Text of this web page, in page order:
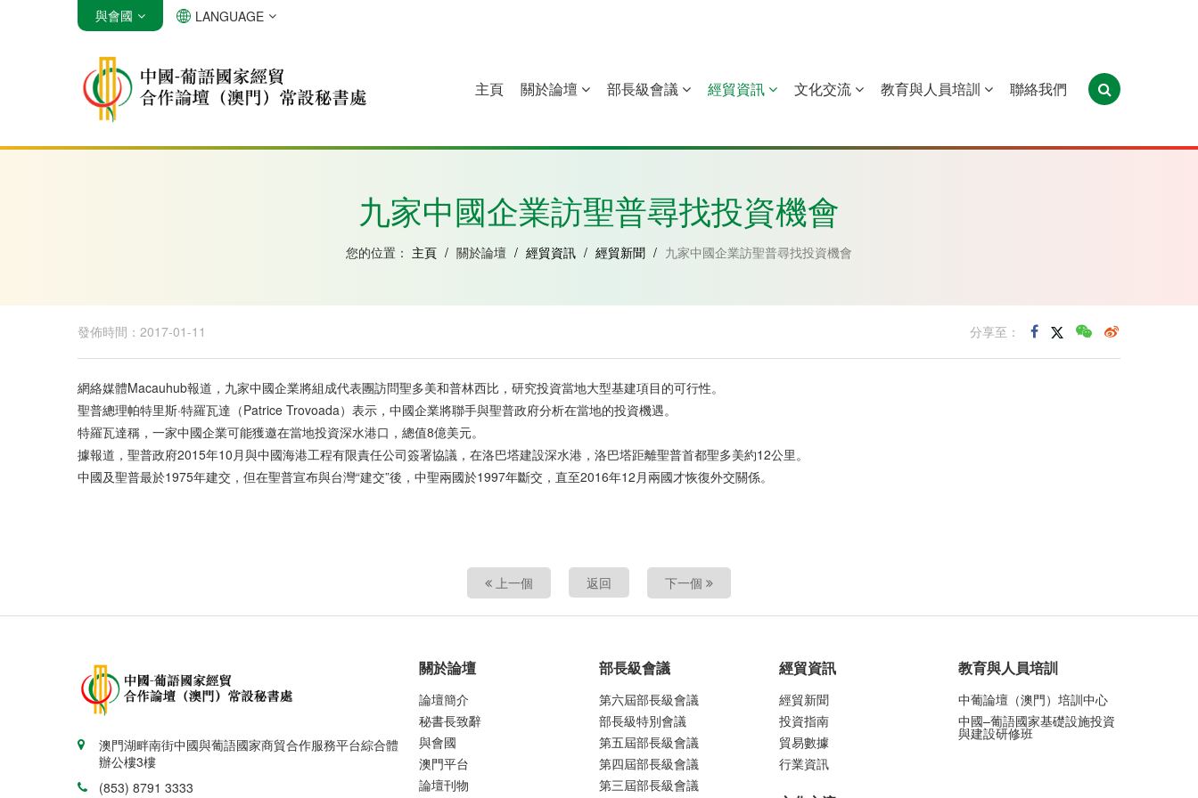
安哥拉 巴西 佛得角 幾內亞比紹 赤道幾內亞 莫桑比克 葡萄牙 聖多美和普林西比 東帝汶
與會國 LANGUAGE
主頁 關於論壇 部長級會議 經貿資訊 文化交流 教育與人員培訓 聯絡我們
九家中國企業訪聖普尋找投資機會
您的位置： 主頁 / 關於論壇 / 經貿資訊 / 經貿新聞 / 九家中國企業訪聖普尋找投資機會
發佈時間：2017-01-11 分享至：
網絡媒體Macauhub報道，九家中國企業將組成代表團訪問聖多美和普林西比，研究投資當地大型基建項目的可行性。
聖普總理帕特里斯·特羅瓦達（Patrice Trovoada）表示，中國企業將聯手與聖普政府分析在當地的投資機遇。
特羅瓦達稱，一家中國企業可能獲邀在當地投資深水港口，總值8億美元。
據報道，聖普政府2015年10月與中國海港工程有限責任公司簽署協議，在洛巴塔建設深水港，洛巴塔距離聖普首都聖多美約12公里。
中國及聖普最於1975年建交，但在聖普宣布與台灣“建交”後，中聖兩國於1997年斷交，直至2016年12月兩國才恢復外交關係。
上一個 返回 下一個
澳門湖畔南街中國與葡語國家商貿合作服務平台綜合體
辦公樓3樓
(853) 8791 3333
關於論壇
論壇簡介
秘書長致辭
與會國
澳門平台
論壇刊物
部長級會議
第六屆部長級會議
部長級特別會議
第五屆部長級會議
第四屆部長級會議
第三屆部長級會議
經貿資訊
經貿新聞
投資指南
貿易數據
行業資訊
教育與人員培訓
中葡論壇（澳門）培訓中心
中國–葡語國家基礎設施投資
與建設研修班